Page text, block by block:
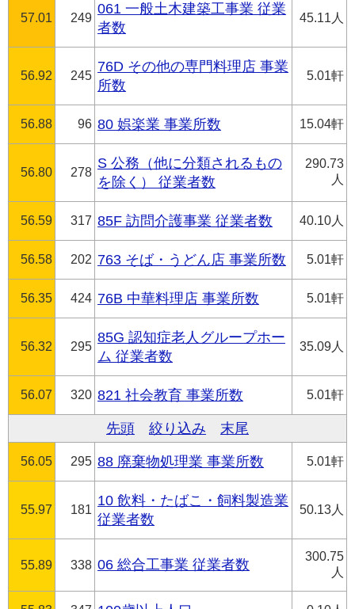
57.01 249
061 一般土木建築工事業 従業
者数
45.11人
56.92 245
76D その他の専門料理店 事業
所数
5.01軒
56.88 96 80 娯楽業 事業所数 15.04軒
56.80 278
S 公務（他に分類されるもの
を除く） 従業者数
290.73
人
56.59 317 85F 訪問介護事業 従業者数 40.10人
56.58 202 763 そば・うどん店 事業所数 5.01軒
56.35 424 76B 中華料理店 事業所数 5.01軒
56.32 295
85G 認知症老人グループホー
ム 従業者数
35.09人
56.07 320 821 社会教育 事業所数 5.01軒
先頭 絞り込み 末尾
56.05 295 88 廃棄物処理業 事業所数 5.01軒
55.97 181
10 飲料・たばこ・飼料製造業
従業者数
50.13人
55.89 338 06 総合工事業 従業者数
300.75
人